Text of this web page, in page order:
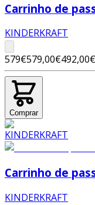
Carrinho de
KINDERKRAFT
579€579,00€492,00€
Comprar
Carrinho de
KINDERKRAFT